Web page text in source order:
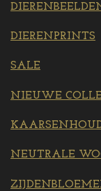
DIERENPRINTS
SALE
NIEUWE
NEUTRALE